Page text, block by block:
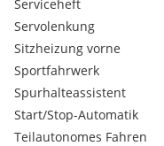
Serviceheft
Servolenkung
Sitzheizung vorne
Sportfahrwerk
Spurhalteassistent
Start/Stop-Automatik
Teilautonomes Fahren